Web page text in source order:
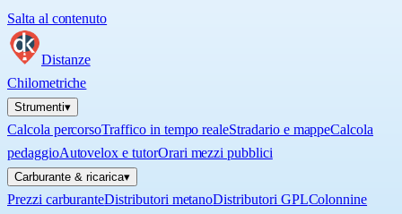
Salta al contenuto
Distanze
Chilometriche
Strumenti▾
Calcola percorsoTraffico in tempo realeStradario e mappeCalcola
pedaggioAutovelox e tutorOrari mezzi pubblici
Carburante & ricarica▾
Prezzi carburanteDistributori metanoDistributori GPLColonnine